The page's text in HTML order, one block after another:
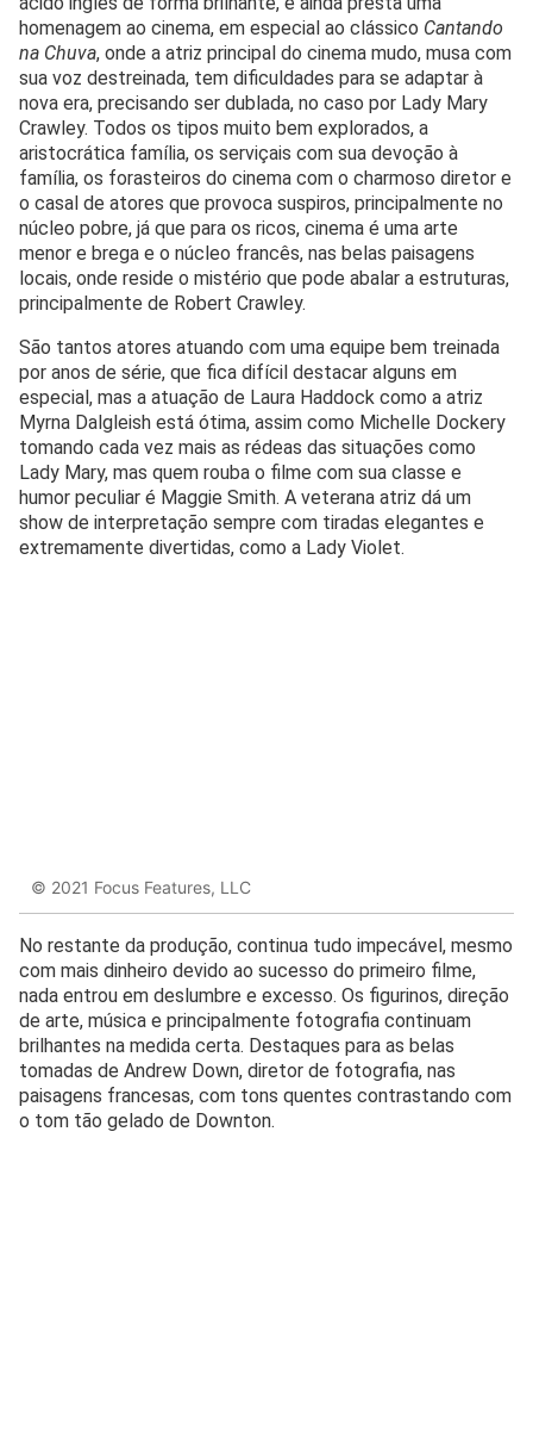
homenagem ao cinema, em especial ao clássico Cantando
na Chuva, onde a atriz principal do cinema mudo, musa com
sua voz destreinada, tem dificuldades para se adaptar à
nova era, precisando ser dublada, no caso por Lady Mary
Crawley. Todos os tipos muito bem explorados, a
aristocrática família, os serviçais com sua devoção à
família, os forasteiros do cinema com o charmoso diretor e
o casal de atores que provoca suspiros, principalmente no
núcleo pobre, já que para os ricos, cinema é uma arte
menor e brega e o núcleo francês, nas belas paisagens
locais, onde reside o mistério que pode abalar a estruturas,
principalmente de Robert Crawley.
São tantos atores atuando com uma equipe bem treinada
por anos de série, que fica difícil destacar alguns em
especial, mas a atuação de Laura Haddock como a atriz
Myrna Dalgleish está ótima, assim como Michelle Dockery
tomando cada vez mais as rédeas das situações como
Lady Mary, mas quem rouba o filme com sua classe e
humor peculiar é Maggie Smith. A veterana atriz dá um
show de interpretação sempre com tiradas elegantes e
extremamente divertidas, como a Lady Violet.
© 2021 Focus Features, LLC
No restante da produção, continua tudo impecável, mesmo
com mais dinheiro devido ao sucesso do primeiro filme,
nada entrou em deslumbre e excesso. Os figurinos, direção
de arte, música e principalmente fotografia continuam
brilhantes na medida certa. Destaques para as belas
tomadas de Andrew Down, diretor de fotografia, nas
paisagens francesas, com tons quentes contrastando com
o tom tão gelado de Downton.